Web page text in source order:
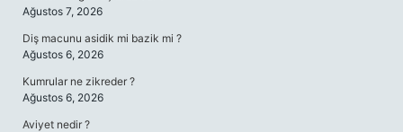
Ağustos 7, 2026
Diş macunu asidik mi bazik mi ?
Ağustos 6, 2026
Kumrular ne zikreder ?
Ağustos 6, 2026
Aviyet nedir ?